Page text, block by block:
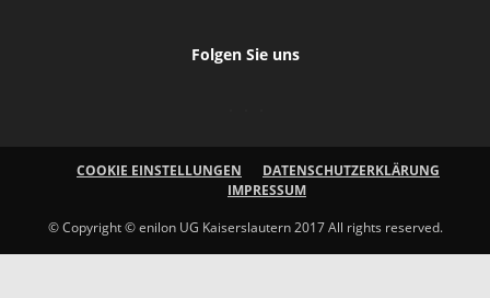
Folgen Sie uns
COOKIE EINSTELLUNGEN
DATENSCHUTZERKLÄRUNG
IMPRESSUM
© Copyright © enilon UG Kaiserslautern 2017 All rights reserved.